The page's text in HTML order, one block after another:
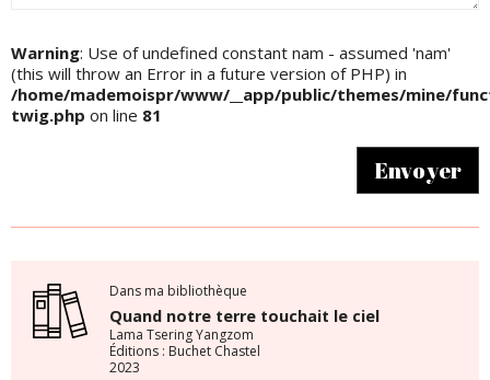
Warning: Use of undefined constant nam - assumed 'nam'
(this will throw an Error in a future version of PHP) in
/home/mademoispr/www/__app/public/themes/mine/
twig.php on line 81
Envoyer
Dans ma bibliothèque
Quand notre terre touchait le ciel
Lama Tsering Yangzom
Éditions : Buchet Chastel
2023